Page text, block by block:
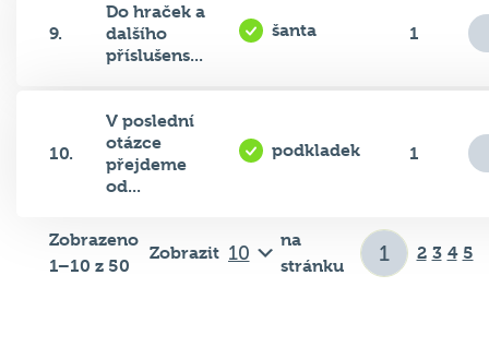
9.
Do hraček a
dalšího
příslušens...
šanta 1
10.
V poslední
otázce
přejdeme
od...
podkladek 1
Zobrazeno
1–10 z 50
Zobrazit
na
stránku
2 3 4 5